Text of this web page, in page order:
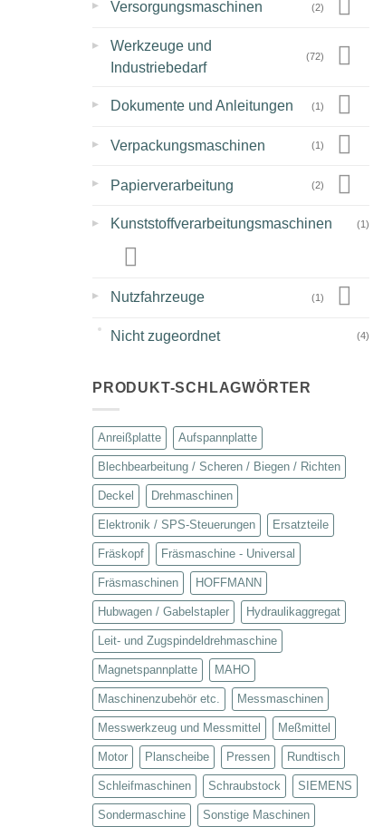
▸ Versorgungsmaschinen (2)
▸
Werkzeuge und
Industriebedarf
(72)
▸ Dokumente und Anleitungen (1)
▸ Verpackungsmaschinen (1)
▸ Papierverarbeitung (2)
▸ Kunststoffverarbeitungsmaschinen (1)
▸ Nutzfahrzeuge (1)
Nicht zugeordnet (4)
PRODUKT-SCHLAGWÖRTER
Anreißplatte Aufspannplatte
Blechbearbeitung / Scheren / Biegen / Richten
Deckel Drehmaschinen
Elektronik / SPS-Steuerungen Ersatzteile
Fräskopf Fräsmaschine - Universal
Fräsmaschinen HOFFMANN
Hubwagen / Gabelstapler Hydraulikaggregat
Leit- und Zugspindeldrehmaschine
Magnetspannplatte MAHO
Maschinenzubehör etc. Messmaschinen
Messwerkzeug und Messmittel Meßmittel
Motor Planscheibe Pressen Rundtisch
Schleifmaschinen Schraubstock SIEMENS
Sondermaschine Sonstige Maschinen